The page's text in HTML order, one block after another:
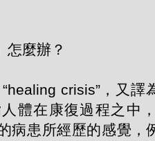
怎麼辦？
crisis”，又譯
體在康復過程之中
病患所經歷的感覺，